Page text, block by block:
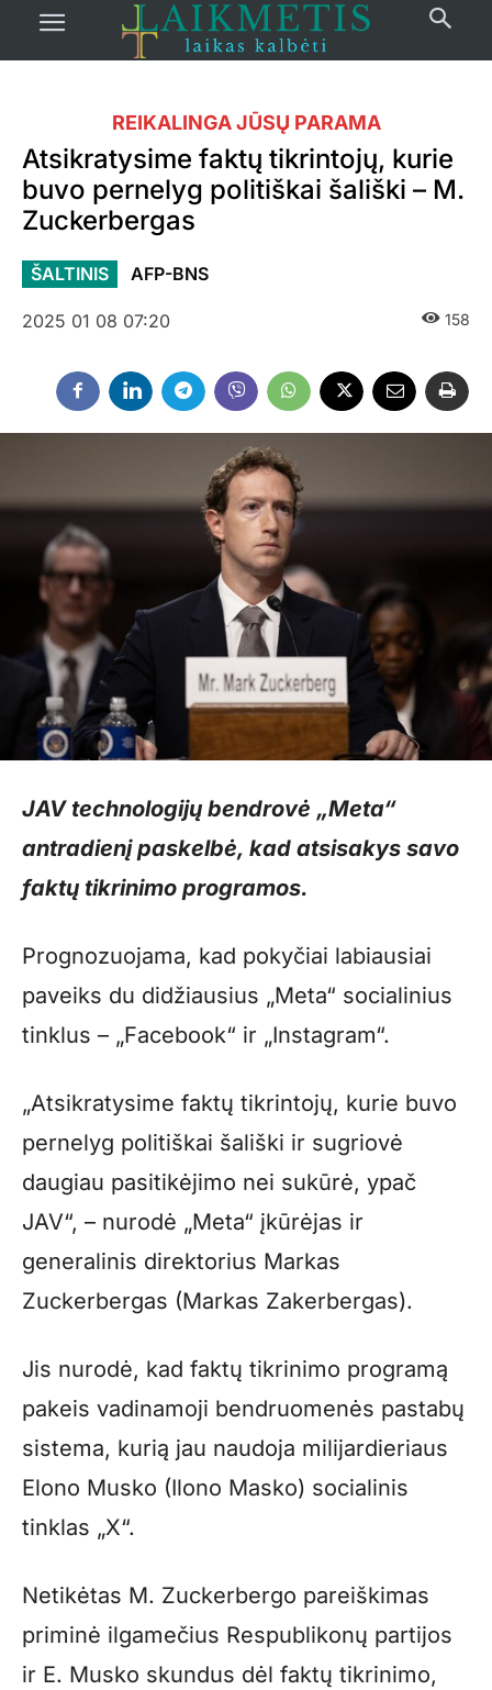
REIKALINGA JŪSŲ PARAMA
Atsikratysime faktų tikrintojų, kurie
buvo pernelyg politiškai šališki – M.
Zuckerbergas
ŠALTINIS AFP-BNS
2025 01 08 07:20 158
JAV technologijų bendrovė „Meta“
antradienį paskelbė, kad atsisakys savo
faktų tikrinimo programos.
Prognozuojama, kad pokyčiai labiausiai
paveiks du didžiausius „Meta“ socialinius
tinklus – „Facebook“ ir „Instagram“.
„Atsikratysime faktų tikrintojų, kurie buvo
pernelyg politiškai šališki ir sugriovė
daugiau pasitikėjimo nei sukūrė, ypač
JAV“, – nurodė „Meta“ įkūrėjas ir
generalinis direktorius Markas
Zuckerbergas (Markas Zakerbergas).
Jis nurodė, kad faktų tikrinimo programą
pakeis vadinamoji bendruomenės pastabų
sistema, kurią jau naudoja milijardieriaus
Elono Musko (Ilono Masko) socialinis
tinklas „X“.
Netikėtas M. Zuckerbergo pareiškimas
priminė ilgamečius Respublikonų partijos
ir E. Musko skundus dėl faktų tikrinimo,